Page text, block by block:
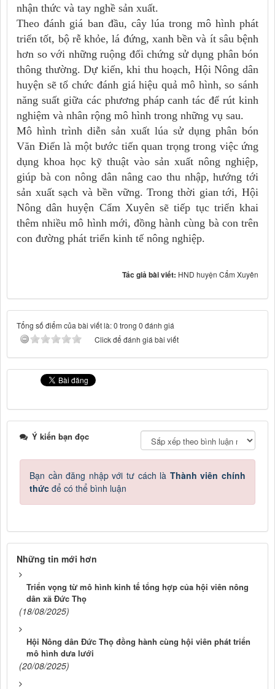
nhận thức và tay nghề sản xuất.
Theo đánh giá ban đầu, cây lúa trong mô hình phát
triển tốt, bộ rễ khỏe, lá đứng, xanh bền và ít sâu bệnh
hơn so với những ruộng đối chứng sử dụng phân bón
thông thường. Dự kiến, khi thu hoạch, Hội Nông dân
huyện sẽ tổ chức đánh giá hiệu quả mô hình, so sánh
năng suất giữa các phương pháp canh tác để rút kinh
nghiệm và nhân rộng mô hình trong những vụ sau.
Mô hình trình diễn sản xuất lúa sử dụng phân bón
Văn Điển là một bước tiến quan trọng trong việc ứng
dụng khoa học kỹ thuật vào sản xuất nông nghiệp,
giúp bà con nông dân nâng cao thu nhập, hướng tới
sản xuất sạch và bền vững. Trong thời gian tới, Hội
Nông dân huyện Cẩm Xuyên sẽ tiếp tục triển khai
thêm nhiều mô hình mới, đồng hành cùng bà con trên
con đường phát triển kinh tế nông nghiệp.
Tác giả bài viết: HND huyện Cẩm Xuyên
Tổng số điểm của bài viết là: 0 trong 0 đánh giá
Click để đánh giá bài viết
Ý kiến bạn đọc
Bạn cần đăng nhập với tư cách là Thành viên chính
thức để có thể bình luận
Những tin mới hơn
Triển vọng từ mô hình kinh tế tổng hợp của hội viên nông
dân xã Đức Thọ
(18/08/2025)
Hội Nông dân Đức Thọ đồng hành cùng hội viên phát triển
mô hình dưa lưới
(20/08/2025)